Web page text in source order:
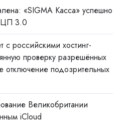
«SIGMA Касса» успешно
3.0
российскими хостинг-
проверку разрешённых
отключение подозрительных
Великобритании
iCloud